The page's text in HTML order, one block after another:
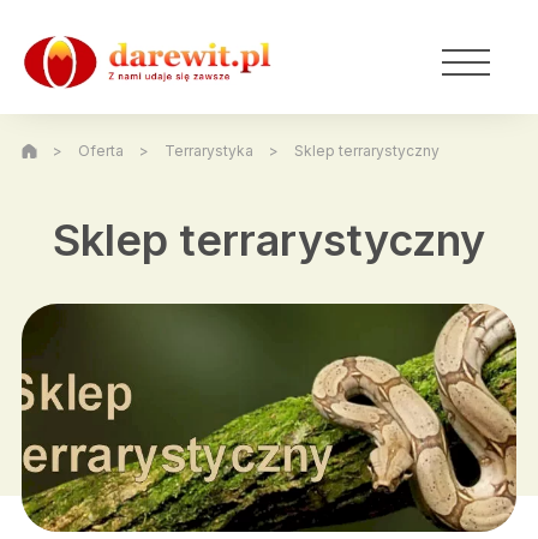
> Oferta > Terrarystyka > Sklep terrarystyczny
Sklep terrarystyczny